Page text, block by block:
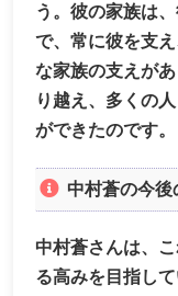
う。彼の家族は
で、常に彼を支
な家族の支えが
り越え、多くの
ができたのです。
中村蒼の今後
中村蒼さんは、
る高みを目指し